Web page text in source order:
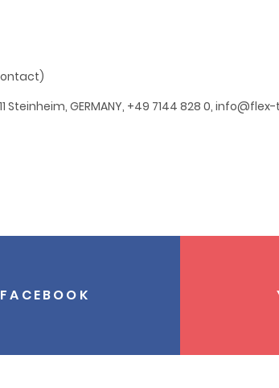
Steinheim, GERMANY, +49 7144 828 0,
FACEBOOK